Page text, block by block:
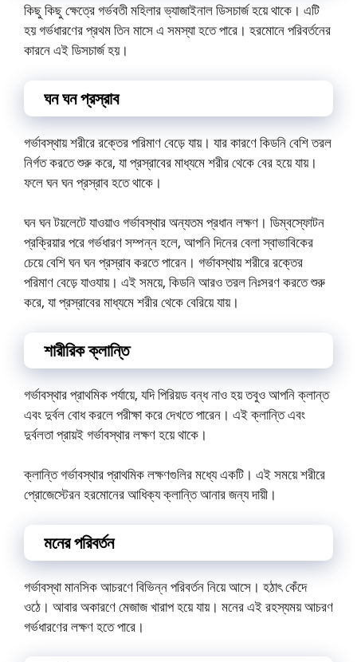
কিছু কিছু ক্ষেত্রে গর্ভবতী মহিলার ভ্যাজাইনাল ডিসচার্জ হয়ে থাকে। এটি
হয় গর্ভধারণের প্রথম তিন মাসে এ সমস্যা হতে পারে। হরমোনে পরিবর্তনের
কারনে এই ডিসচার্জ হয়।
ঘন ঘন প্রস্রাব
গর্ভাবস্থায় শরীরে রক্তের পরিমাণ বেড়ে যায়। যার কারণে কিডনি বেশি তরল
নির্গত করতে শুরু করে, যা প্রস্রাবের মাধ্যমে শরীর থেকে বের হয়ে যায়।
ফলে ঘন ঘন প্রস্রাব হতে থাকে।
ঘন ঘন টয়লেটে যাওয়াও গর্ভাবস্থার অন্যতম প্রধান লক্ষণ। ডিম্বস্ফোটন
প্রক্রিয়ার পরে গর্ভধারণ সম্পন্ন হলে, আপনি দিনের বেলা স্বাভাবিকের
চেয়ে বেশি ঘন ঘন প্রস্রাব করতে পারেন। গর্ভাবস্থায় শরীরে রক্তের
পরিমাণ বেড়ে যাওযায়। এই সময়ে, কিডনি আরও তরল নিঃসরণ করতে শুরু
করে, যা প্রস্রাবের মাধ্যমে শরীর থেকে বেরিয়ে যায়।
শারীরিক ক্লান্তি
গর্ভাবস্থার প্রাথমিক পর্যায়ে, যদি পিরিয়ড বন্ধ নাও হয় তবুও আপনি ক্লান্ত
এবং দুর্বল বোধ করলে পরীক্ষা করে দেখতে পারেন। এই ক্লান্তি এবং
দুর্বলতা প্রায়ই গর্ভাবস্থার লক্ষণ হয়ে থাকে।
ক্লান্তি গর্ভাবস্থার প্রাথমিক লক্ষণগুলির মধ্যে একটি। এই সময়ে শরীরে
প্রোজেস্টেরন হরমোনের আধিক্য ক্লান্তি আনার জন্য দায়ী।
মনের পরিবর্তন
গর্ভাবস্থা মানসিক আচরণে বিভিন্ন পরিবর্তন নিয়ে আসে। হঠাৎ কেঁদে
ওঠে। আবার অকারণে মেজাজ খারাপ হয়ে যায়। মনের এই রহস্যময় আচরণ
গর্ভধারণের লক্ষণ হতে পারে।